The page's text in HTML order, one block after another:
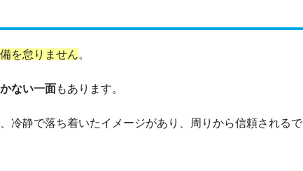
を怠りません。
ない一面もあります。
冷静で落ち着いたイメージがあり、周りから信頼されるで